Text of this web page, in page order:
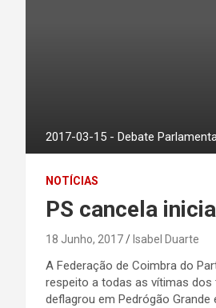
2017-03-15 - Debate
NOTÍCIAS
PS cancela
18 Junho, 2017 Isabel Duarte
A Federação de Coimbra do
respeito a todas as vítimas dos
deflagrou em Pedrógão